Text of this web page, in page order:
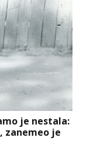
je nestala:
zanemeo je